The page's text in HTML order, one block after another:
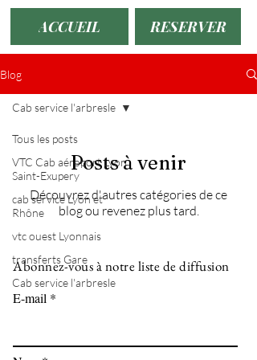
ACCUEIL RESERVER
Blog
Tous les posts
VTC Cab aéroport Lyon
Saint-Exupery
cab service Lyon et
Rhône
vtc ouest Lyonnais
transferts Gare
Cab service l'arbresle
Cab service l'arbresle
Posts à venir
Découvrez d'autres catégories de ce
blog ou revenez plus tard.
Abonnez-vous à notre liste de diffusion
E-mail